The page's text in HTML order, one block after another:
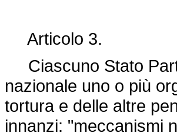
Articolo 3.
Ciascuno Stato
nazionale uno o più
tortura e delle altre
innanzi: "meccanismi